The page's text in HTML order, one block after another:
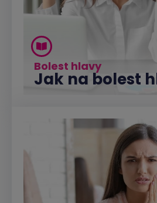
Bolest hlavy
Jak na bolest